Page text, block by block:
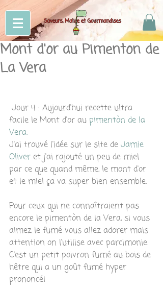
Mont d'or au Pimenton de
La Vera
facile le Mont d'or au pimentòn de la
Vera.
J'ai trouvé l'idée sur le site de Jamie
Oliver et j'ai rajouté un peu de miel
par ce que quand même, le mont d'or
et le miel ça va super bien ensemble.
Pour ceux qui ne connaîtraient pas
encore le pimentòn de la Vera, si vous
aimez le fumé vous allez adorer mais
attention on l'utilise avec parcimonie.
C'est un petit poivron fumé au bois de
hêtre qui a un goût fumé hyper
prononcé!